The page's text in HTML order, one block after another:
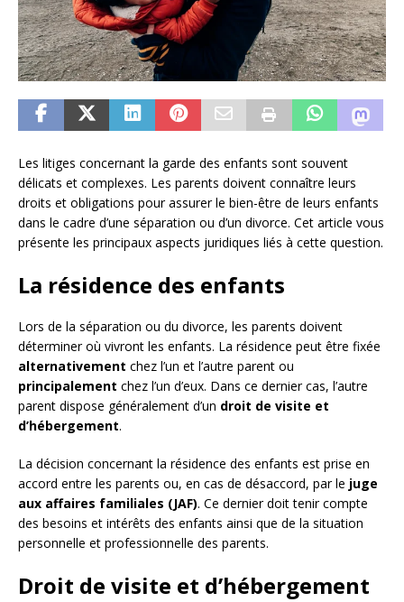
Les litiges concernant la garde des enfants sont souvent
délicats et complexes. Les parents doivent connaître leurs
droits et obligations pour assurer le bien-être de leurs enfants
dans le cadre d’une séparation ou d’un divorce. Cet article vous
présente les principaux aspects juridiques liés à cette question.
La résidence des enfants
Lors de la séparation ou du divorce, les parents doivent
déterminer où vivront les enfants. La résidence peut être fixée
alternativement chez l’un et l’autre parent ou
principalement chez l’un d’eux. Dans ce dernier cas, l’autre
parent dispose généralement d’un droit de visite et
d’hébergement.
La décision concernant la résidence des enfants est prise en
accord entre les parents ou, en cas de désaccord, par le juge
aux affaires familiales (JAF). Ce dernier doit tenir compte
des besoins et intérêts des enfants ainsi que de la situation
personnelle et professionnelle des parents.
Droit de visite et d’hébergement